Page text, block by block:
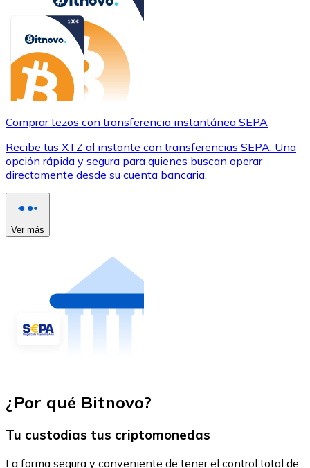
Comprar tezos con transferencia instantánea SEPA
Recibe tus XTZ al instante con transferencias SEPA. Una
opción rápida y segura para quienes buscan operar
directamente desde su cuenta bancaria.
Ver más
¿Por qué Bitnovo?
Tu custodias tus criptomonedas
La forma segura y conveniente de tener el control total de